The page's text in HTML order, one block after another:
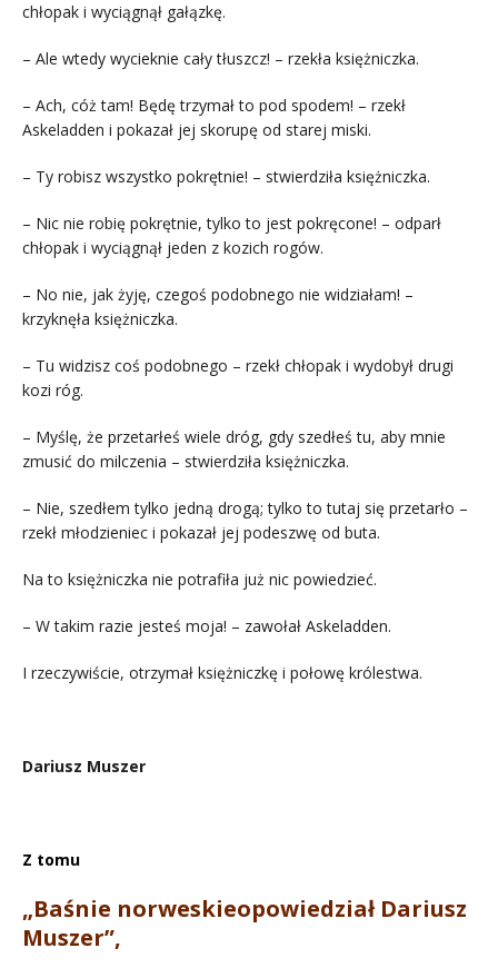
chłopak i wyciągnął gałązkę.
– Ale wtedy wycieknie cały tłuszcz! – rzekła księżniczka.
– Ach, cóż tam! Będę trzymał to pod spodem! – rzekł
Askeladden i pokazał jej skorupę od starej miski.
– Ty robisz wszystko pokrętnie! – stwierdziła księżniczka.
– Nic nie robię pokrętnie, tylko to jest pokręcone! – odparł
chłopak i wyciągnął jeden z kozich rogów.
– No nie, jak żyję, czegoś podobnego nie widziałam! –
krzyknęła księżniczka.
– Tu widzisz coś podobnego – rzekł chłopak i wydobył drugi
kozi róg.
– Myślę, że przetarłeś wiele dróg, gdy szedłeś tu, aby mnie
zmusić do milczenia – stwierdziła księżniczka.
– Nie, szedłem tylko jedną drogą; tylko to tutaj się przetarło –
rzekł młodzieniec i pokazał jej podeszwę od buta.
Na to księżniczka nie potrafiła już nic powiedzieć.
– W takim razie jesteś moja! – zawołał Askeladden.
I rzeczywiście, otrzymał księżniczkę i połowę królestwa.
Dariusz Muszer
Z tomu
„Baśnie norweskieopowiedział Dariusz
Muszer”,